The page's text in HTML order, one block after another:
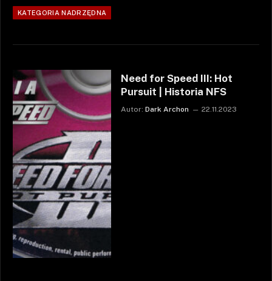
KATEGORIA NADRZĘDNA
Need for Speed III: Hot
Pursuit | Historia NFS
Autor: Dark Archon 22.11.2023